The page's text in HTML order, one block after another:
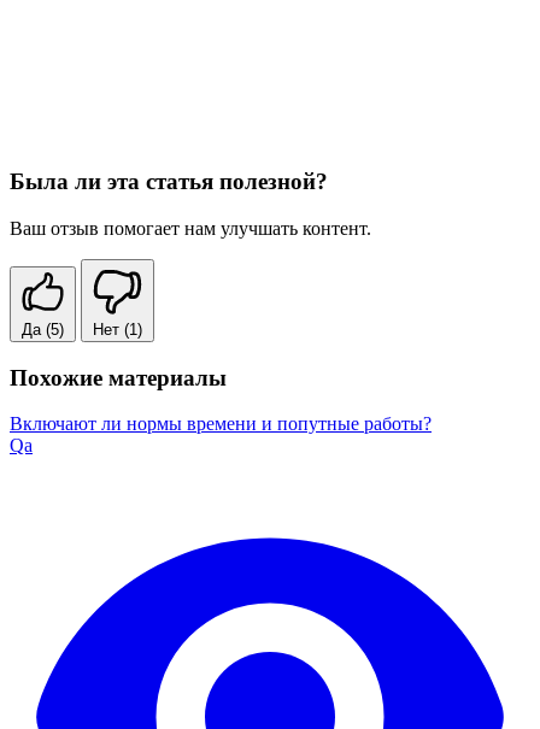
Была ли эта статья полезной?
Ваш отзыв помогает нам улучшать контент.
Да (5) Нет (1)
Похожие материалы
Включают ли нормы времени и попутные работы?
Qa